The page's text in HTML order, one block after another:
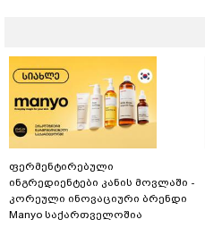
ფერმენტირებული
ინგრედიენტები კანის მოვლაში -
კორეული ინოვაციური ბრენდი
Manyo საქართველოშია